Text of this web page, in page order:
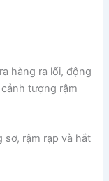
hàng ra lối, động
tượng rậm
rậm rạp và hắt